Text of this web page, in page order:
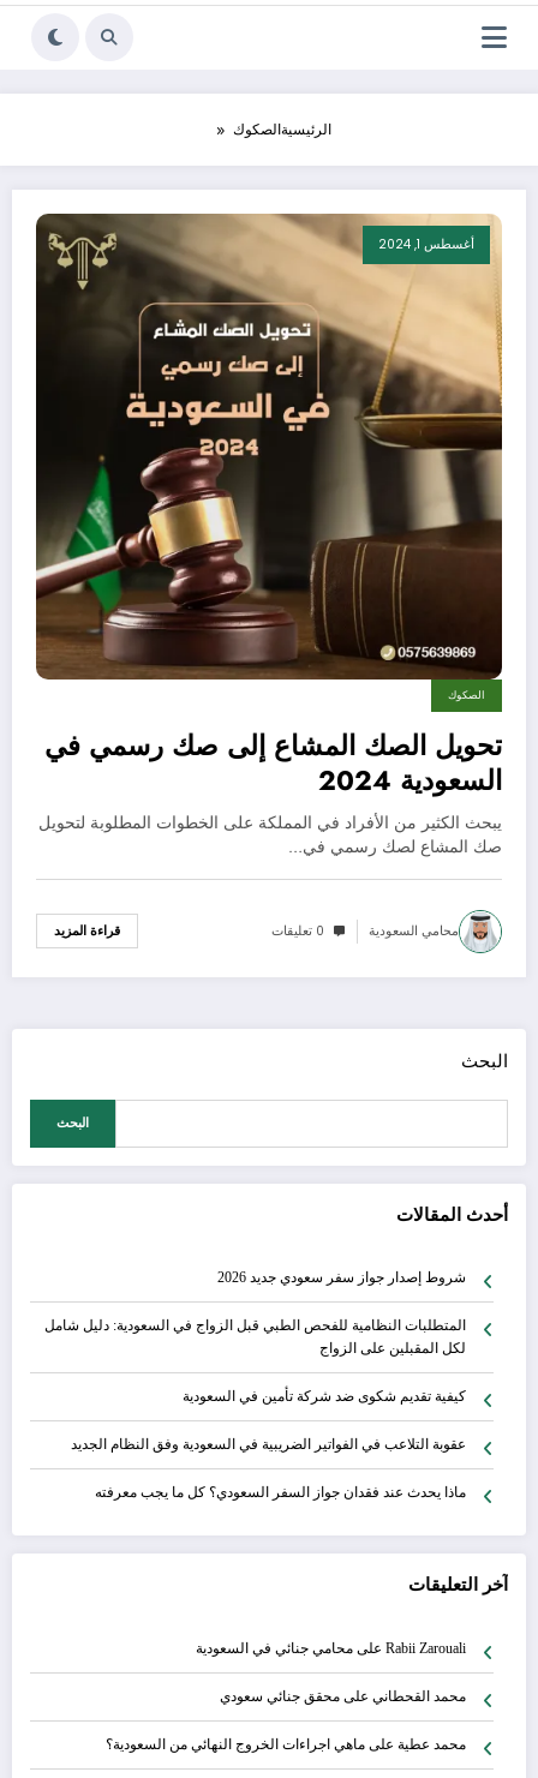
الرئيسيةالصكوك
أغسطس 1, 2024
الصكوك
تحويل الصك المشاع إلى صك رسمي في
السعودية 2024
يبحث الكثير من الأفراد في المملكة على الخطوات المطلوبة لتحويل
صك المشاع لصك رسمي في…
محامي السعودية 0 تعليقات قراءة المزيد
البحث
البحث
أحدث المقالات
شروط إصدار جواز سفر سعودي جديد 2026
المتطلبات النظامية للفحص الطبي قبل الزواج في السعودية: دليل شامل
لكل المقبلين على الزواج
كيفية تقديم شكوى ضد شركة تأمين في السعودية
عقوبة التلاعب في الفواتير الضريبية في السعودية وفق النظام الجديد
ماذا يحدث عند فقدان جواز السفر السعودي؟ كل ما يجب معرفته
آخر التعليقات
Rabii Zarouali على محامي جنائي في السعودية
محمد القحطاني على محقق جنائي سعودي
محمد عطية على ماهي اجراءات الخروج النهائي من السعودية؟